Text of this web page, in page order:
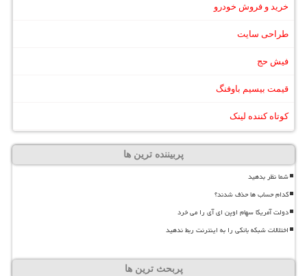
خرید و فروش خودرو
طراحی سایت
فیش حج
قیمت بیسیم باوفنگ
کوتاه کننده لینک
پربیننده ترین ها
شما نظر بدهید
کدام حساب ها حذف شدند؟
دولت آمریکا سهام اوپن ای آی را می خرد
اختلالات شبکه بانکی را به اینترنت ربط ندهید
پربحث ترین ها